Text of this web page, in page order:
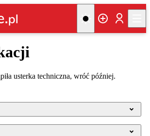
usterka techniczna, wróć później.